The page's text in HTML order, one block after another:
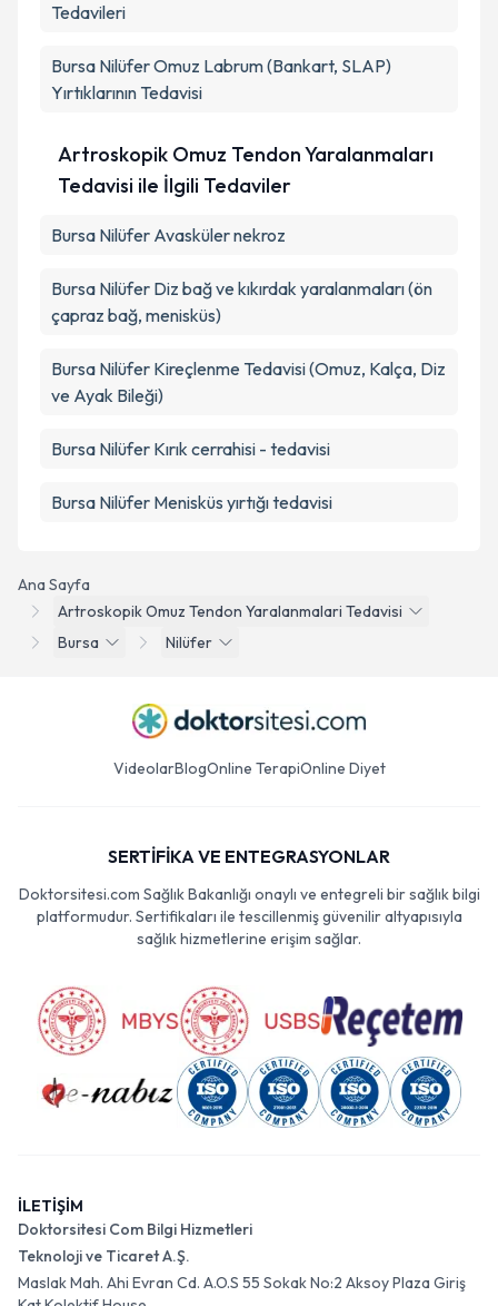
Ana Sayfa
Artroskopik Omuz Tendon Yaralanmalari Tedavisi
Bursa
Nilüfer
Tedavileri
Bursa Nilüfer Omuz Labrum (Bankart, SLAP)
Yırtıklarının Tedavisi
Artroskopik Omuz Tendon Yaralanmaları
Tedavisi ile İlgili Tedaviler
Bursa Nilüfer Avasküler nekroz
Bursa Nilüfer Diz bağ ve kıkırdak yaralanmaları (ön
çapraz bağ, menisküs)
Bursa Nilüfer Kireçlenme Tedavisi (Omuz, Kalça, Diz
ve Ayak Bileği)
Bursa Nilüfer Kırık cerrahisi - tedavisi
Bursa Nilüfer Menisküs yırtığı tedavisi
VideolarBlogOnline TerapiOnline Diyet
SERTİFİKA VE ENTEGRASYONLAR
Doktorsitesi.com Sağlık Bakanlığı onaylı ve entegreli bir sağlık bilgi
platformudur. Sertifikaları ile tescillenmiş güvenilir altyapısıyla
sağlık hizmetlerine erişim sağlar.
İLETİŞİM
Doktorsitesi Com Bilgi Hizmetleri
Teknoloji ve Ticaret A.Ş.
Maslak Mah. Ahi Evran Cd. A.O.S 55 Sokak No:2 Aksoy Plaza Giriş